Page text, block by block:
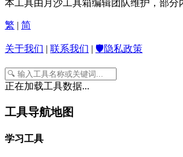
本工具由月沙工具箱编辑团队维护，部
繁 简
关于我们 联系我们 🛡️隐私政策
正在加载工具数据...
工具导航地图
学习工具